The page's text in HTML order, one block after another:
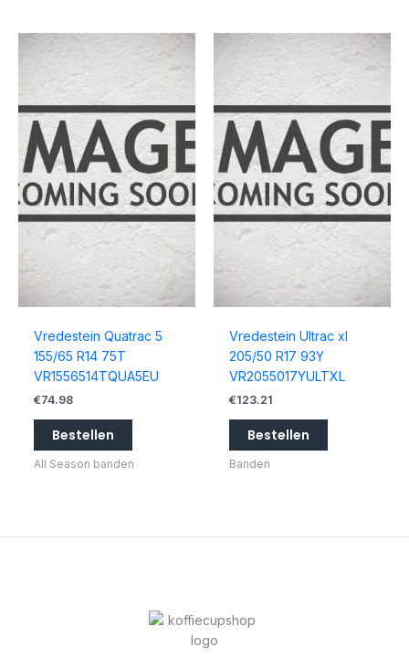
Vredestein Quatrac 5
155/65 R14 75T
VR1556514TQUA5EU
€74.98
Bestellen
All Season banden
Vredestein Ultrac xl
205/50 R17 93Y
VR2055017YULTXL
€123.21
Bestellen
Banden